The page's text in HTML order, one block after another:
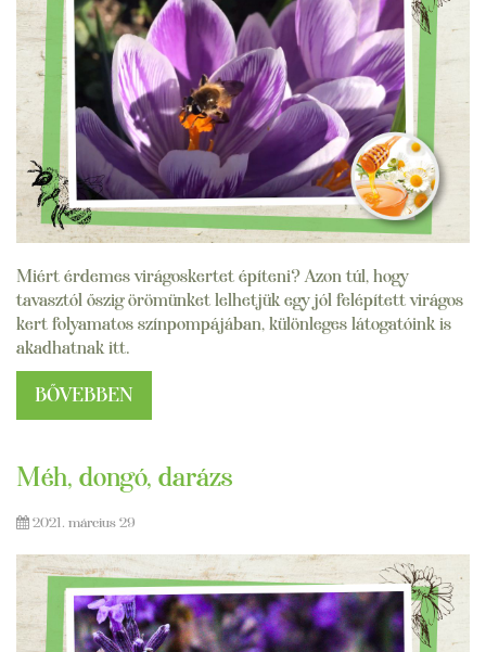
Miért érdemes virágoskertet építeni? Azon túl, hogy
tavasztól őszig örömünket lelhetjük egy jól felépített virágos
kert folyamatos színpompájában, különleges látogatóink is
akadhatnak itt.
BŐVEBBEN
Méh, dongó, darázs
2021. március 29